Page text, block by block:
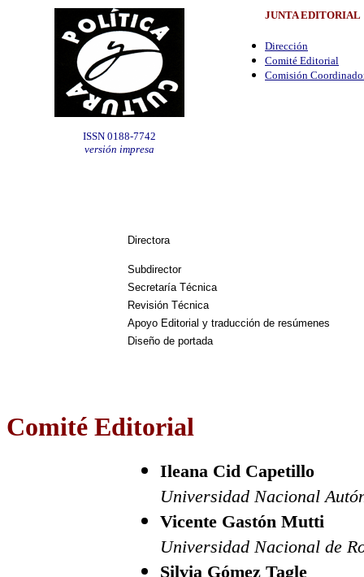
ISSN 0188-7742
versión impresa
JUNTA EDITORIAL
Dirección
Comité Editorial
Comisión
Directora
Subdirector
Secretaría Técnica
Revisión Técnica
Apoyo Editorial y traducción de resúmenes
Diseño de portada
Comité Editorial
Ileana Cid Capetillo
Universidad Nacional
Vicente Gastón Mutti
Universidad Nacional de
Silvia Gómez Tagle